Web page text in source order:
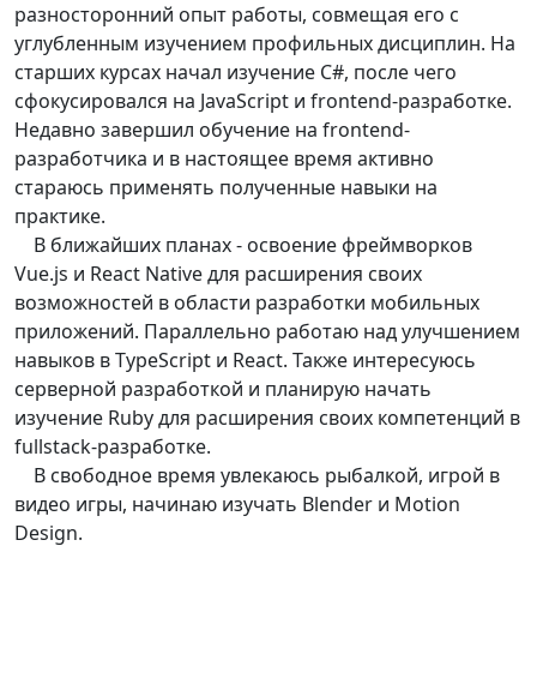
разносторонний опыт работы, совмещая его с
углубленным изучением профильных дисциплин. На
старших курсах начал изучение C#, после чего
сфокусировался на JavaScript и frontend-разработке.
Недавно завершил обучение на frontend-
разработчика и в настоящее время активно
стараюсь применять полученные навыки на
практике.
В ближайших планах - освоение фреймворков
Vue.js и React Native для расширения своих
возможностей в области разработки мобильных
приложений. Параллельно работаю над улучшением
навыков в TypeScript и React. Также интересуюсь
серверной разработкой и планирую начать
изучение Ruby для расширения своих компетенций в
fullstack-разработке.
В свободное время увлекаюсь рыбалкой, игрой в
видео игры, начинаю изучать Blender и Motion
Design.